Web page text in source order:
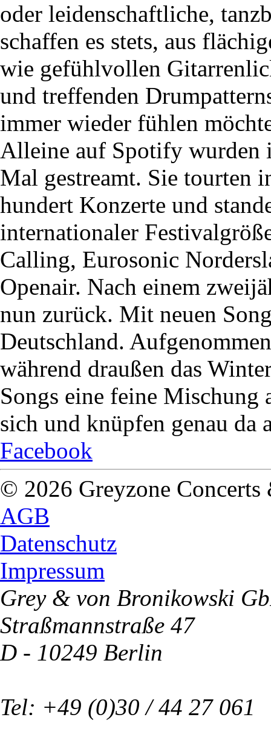
oder leidenschaftliche,
schaffen es stets, aus
wie gefühlvollen
und treffenden
immer wieder fühlen
Alleine auf Spotify
Mal gestreamt. Sie tourten
hundert Konzerte und
internationaler
Calling, Eurosonic
Openair. Nach einem
nun zurück. Mit neuen
Deutschland.
während draußen das
Songs eine feine
sich und knüpfen genau da
Facebook
© 2026 Greyzone
AGB
Datenschutz
Impressum
Grey & von Bronikowski
Straßmannstraße 47
D - 10249 Berlin
Tel: +49 (0)30 / 44 27 061